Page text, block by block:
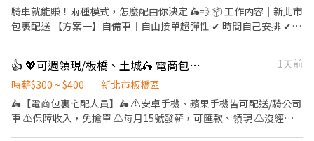
騎車就能賺！兩種模式，怎麼配由你決定 🛵💨 📦 工作內容｜新北市
包裹配送 【方案一】自備車｜自由接單超彈性 ✔ 時間自己安排 ✔
✔ 固定上班 8:00－17:00 ✔ 當月紅字休幾天就休幾天 ✔ 貨量穩定，
領5萬以上不是夢想！ 適合想穩定收入、長期發展的人💪 ✅ APP自
動安排路線，不怕迷路 ✅ 無經驗可，新手也能快速上手 ✅ 每件包裹
配送距離不超過3公里 🔥 你缺的不是工作，是一份「肯跑就有錢」
👍 💖可週領現/板橋、土城🛵 電商包裏宅配/免經驗平均50k~70k/公司車
1天前
時薪$300 ~ $400
新北市板橋區
🛵【電商包裏宅配人員】🛵 ⚠️安卓手機、蘋果手機皆可配送/騎公司
車 ⚠️保障收入，免搶單 ⚠️每月15號發薪，可匯款、領現 ⚠️沒經驗